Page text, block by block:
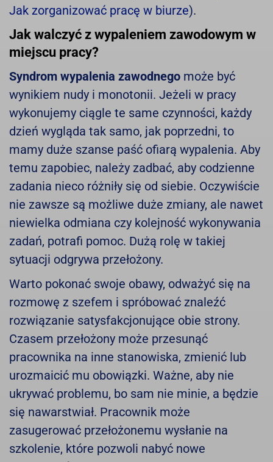
Jak zorganizować pracę w biurze).
Jak walczyć z wypaleniem zawodowym w
miejscu pracy?
Syndrom wypalenia zawodnego może być
wynikiem nudy i monotonii. Jeżeli w pracy
wykonujemy ciągle te same czynności, każdy
dzień wygląda tak samo, jak poprzedni, to
mamy duże szanse paść ofiarą wypalenia. Aby
temu zapobiec, należy zadbać, aby codzienne
zadania nieco różniły się od siebie. Oczywiście
nie zawsze są możliwe duże zmiany, ale nawet
niewielka odmiana czy kolejność wykonywania
zadań, potrafi pomoc. Dużą rolę w takiej
sytuacji odgrywa przełożony.
Warto pokonać swoje obawy, odważyć się na
rozmowę z szefem i spróbować znaleźć
rozwiązanie satysfakcjonujące obie strony.
Czasem przełożony może przesunąć
pracownika na inne stanowiska, zmienić lub
urozmaicić mu obowiązki. Ważne, aby nie
ukrywać problemu, bo sam nie minie, a będzie
się nawarstwiał. Pracownik może
zasugerować przełożonemu wysłanie na
szkolenie, które pozwoli nabyć nowe